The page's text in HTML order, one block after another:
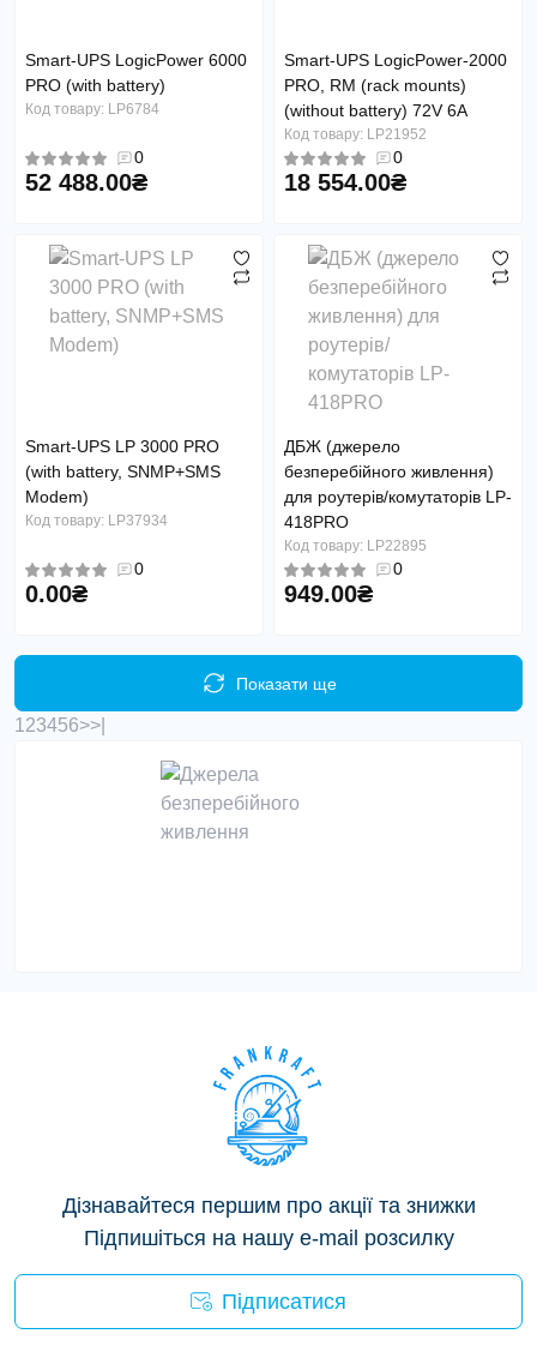
Smart-UPS LogicPower 6000
PRO (with battery)
Код товару: LP6784
0
52 488.00₴
Smart-UPS LogicPower-2000
PRO, RM (rack mounts)
(without battery) 72V 6A
Код товару: LP21952
0
18 554.00₴
Smart-UPS LP 3000 PRO
(with battery, SNMP+SMS
Modem)
Код товару: LP37934
0
0.00₴
ДБЖ (джерело
безперебійного живлення)
для роутерів/комутаторів LP-
418PRO
Код товару: LP22895
0
949.00₴
Показати ще
1 23456>>|
Дізнавайтеся першим про акції та знижки
Підпишіться на нашу e-mail розсилку
Підписатися
Privacy Policy